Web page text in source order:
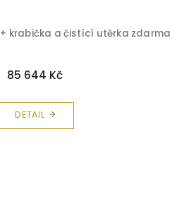
+ krabička a čistící utěrka zdarma
85 644 Kč
DETAIL